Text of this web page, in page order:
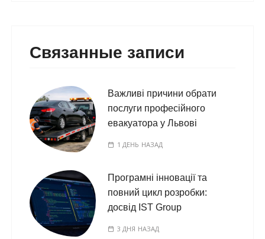
Связанные записи
Важливі причини обрати
послуги професійного
евакуатора у Львові
1 ДЕНЬ НАЗАД
Програмні інновації та
повний цикл розробки:
досвід IST Group
3 ДНЯ НАЗАД